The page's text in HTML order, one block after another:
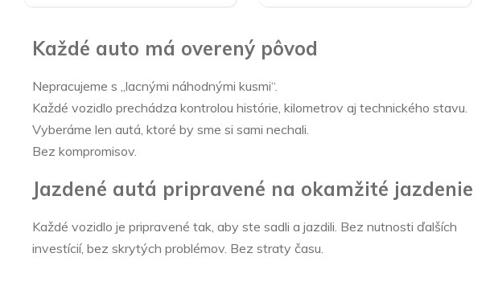
Každé auto má overený pôvod
Nepracujeme s „lacnými náhodnými kusmi“.
Každé vozidlo prechádza kontrolou histórie, kilometrov aj technického stavu.
Vyberáme len autá, ktoré by sme si sami nechali.
Bez kompromisov.
Jazdené autá pripravené na okamžité jazdenie
Každé vozidlo je pripravené tak, aby ste sadli a jazdili. Bez nutnosti ďalších
investícií, bez skrytých problémov. Bez straty času.